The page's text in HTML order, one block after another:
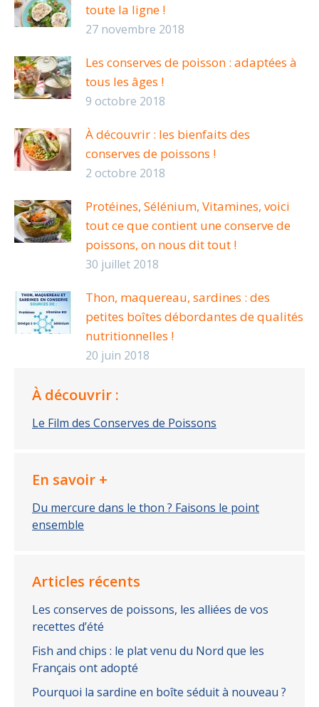
toute la ligne !
27 novembre 2018
Les conserves de poisson : adaptées à
tous les âges !
9 octobre 2018
À découvrir : les bienfaits des
conserves de poissons !
2 octobre 2018
Protéines, Sélénium, Vitamines, voici
tout ce que contient une conserve de
poissons, on nous dit tout !
30 juillet 2018
Thon, maquereau, sardines : des
petites boîtes débordantes de qualités
nutritionnelles !
20 juin 2018
À découvrir :
Le Film des Conserves de Poissons
En savoir +
Du mercure dans le thon ? Faisons le point
ensemble
Articles récents
Les conserves de poissons, les alliées de vos
recettes d’été
Fish and chips : le plat venu du Nord que les
Français ont adopté
Pourquoi la sardine en boîte séduit à nouveau ?